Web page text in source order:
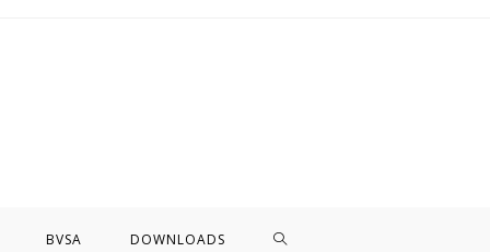
BVSA DOWNLOADS WEBSITE-